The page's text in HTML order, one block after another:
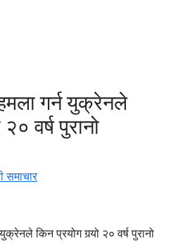
गर्न युक्रेनले
वर्ष पुरानो